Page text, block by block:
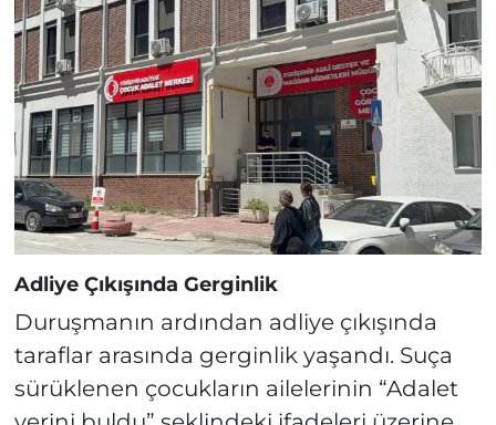
Adliye Çıkışında Gerginlik
Duruşmanın ardından adliye çıkışında
taraflar arasında gerginlik yaşandı. Suça
sürüklenen çocukların ailelerinin “Adalet